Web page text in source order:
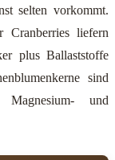
selten vorkommt.
Cranberries liefern
plus Ballaststoffe
sind
Magnesium- und